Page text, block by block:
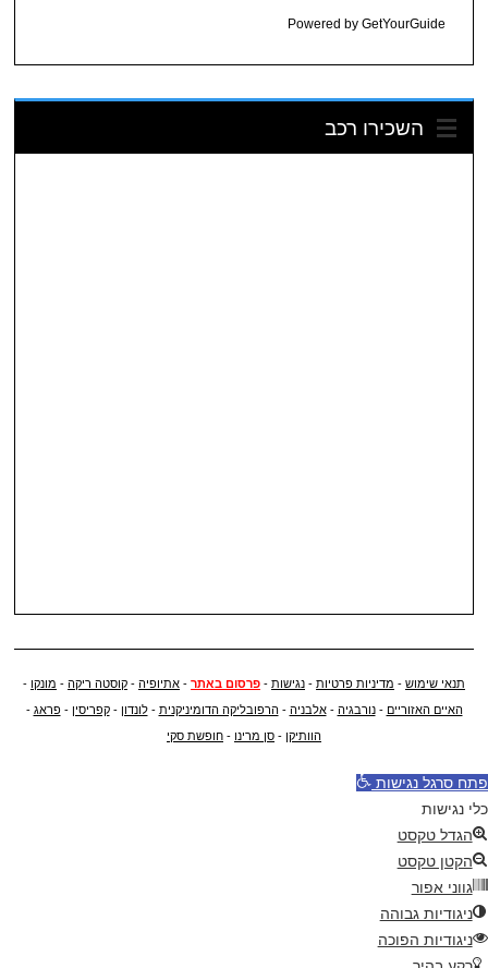
Powered by GetYourGuide
השכירו רכב
תנאי שימוש - מדיניות פרטיות - נגישות - פרסום באתר - אתיופיה - קוסטה ריקה - מונקו -
האיים האזוריים -נורבגיה -אלבניה -הרפובליקה הדומיניקנית -לונדון -קפריסין -פראג -
הוותיקן - סן מרינו - חופשת סקי
פתח סרגל נגישות
כלי נגישות
הגדל טקסט
הקטן טקסט
גווני אפור
ניגודיות גבוהה
ניגודיות הפוכה